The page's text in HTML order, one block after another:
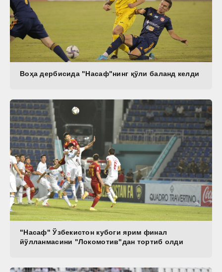
Воҳа дербисида "Насаф"нинг қўли баланд келди
"Насаф" Ўзбекистон кубоги ярим финал
йўлланмасини "Локомотив"дан тортиб олди